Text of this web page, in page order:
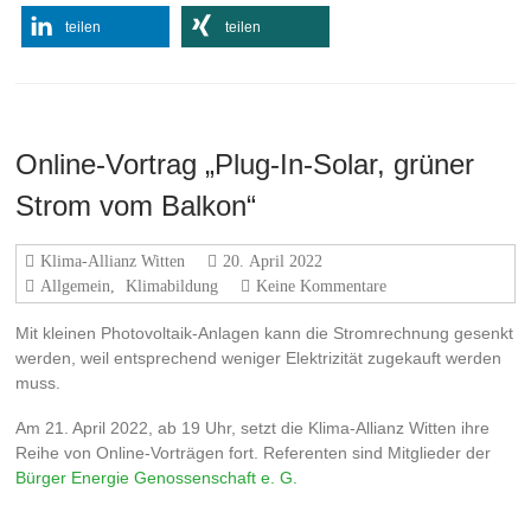
teilen teilen
Online-Vortrag „Plug-In-Solar, grüner
Strom vom Balkon“
Klima-Allianz Witten
20. April 2022
Allgemein
Klimabildung Keine Kommentare
Mit kleinen Photovoltaik-Anlagen kann die Stromrechnung gesenkt
werden, weil entsprechend weniger Elektrizität zugekauft werden
muss.
Am 21. April 2022, ab 19 Uhr, setzt die Klima-Allianz Witten ihre
Reihe von Online-Vorträgen fort. Referenten sind Mitglieder der
Bürger Energie Genossenschaft e. G.